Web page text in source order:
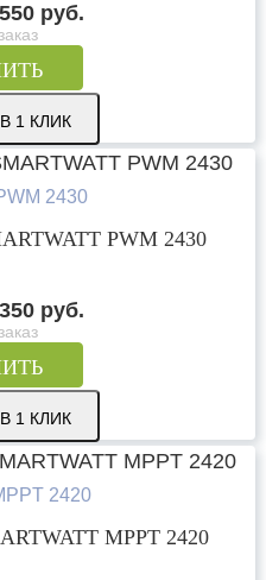
руб.
1 КЛИК
2430
PWM 2430
руб.
1 КЛИК
2420
MPPT 2420